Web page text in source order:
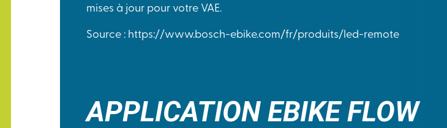
mises à jour pour votre VAE.
Source : https://www.bosch-ebike.com/fr/produits/led-remote
APPLICATION EBIKE FLOW